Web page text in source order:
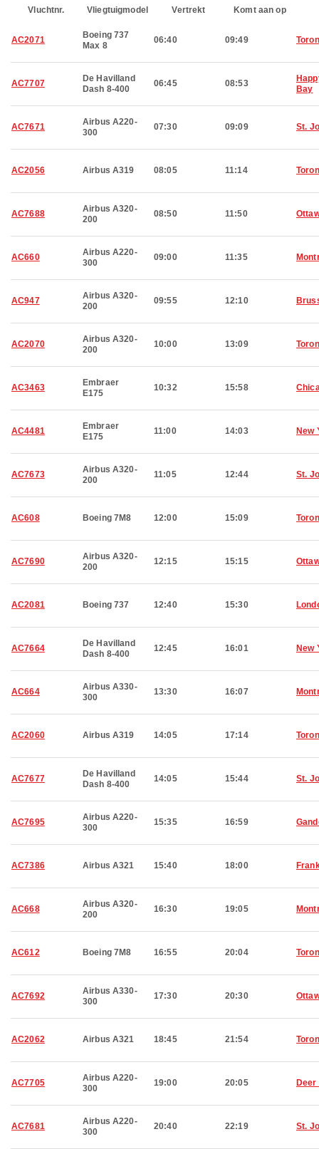
Vluchtnr. Vliegtuigmodel Vertrekt Komt aan op
AC2071
Boeing 737
Max 8
06:40 09:49
AC7707
De Havilland
Dash 8-400
06:45 08:53
Bay
AC7671
Airbus A220-
300
07:30 09:09 St.
AC2056 Airbus A319 08:05 11:14
AC7688
Airbus A320-
200
08:50 11:50
AC660
Airbus A220-
300
09:00 11:35
AC947
Airbus A320-
200
09:55 12:10
AC2070
Airbus A320-
200
10:00 13:09
AC3463
Embraer
E175
10:32 15:58
AC4481
Embraer
E175
11:00 14:03 New
AC7673
Airbus A320-
200
11:05 12:44 St.
AC608 Boeing 7M8 12:00 15:09
AC7690
Airbus A320-
200
12:15 15:15
AC2081 Boeing 737 12:40 15:30
AC7664
De Havilland
Dash 8-400
12:45 16:01 New
AC664
Airbus A330-
300
13:30 16:07
AC2060 Airbus A319 14:05 17:14
AC7677
De Havilland
Dash 8-400
14:05 15:44 St.
AC7695
Airbus A220-
300
15:35 16:59
AC7386 Airbus A321 15:40 18:00
AC668
Airbus A320-
200
16:30 19:05
AC612 Boeing 7M8 16:55 20:04
AC7692
Airbus A330-
300
17:30 20:30
AC2062 Airbus A321 18:45 21:54
AC7705
Airbus A220-
300
19:00 20:05 Deer
AC7681
Airbus A220-
300
20:40 22:19 St.